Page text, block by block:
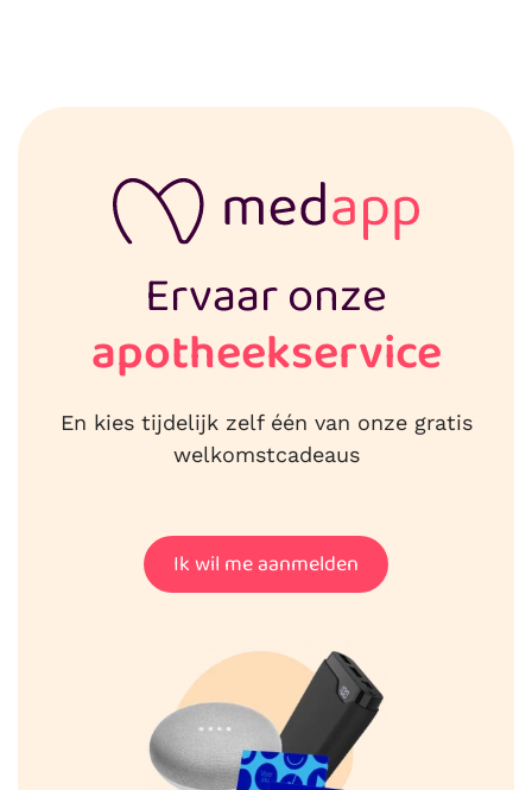
Ervaar onze
apotheekservice
En kies tijdelijk zelf één van onze gratis
welkomstcadeaus
Ik wil me aanmelden